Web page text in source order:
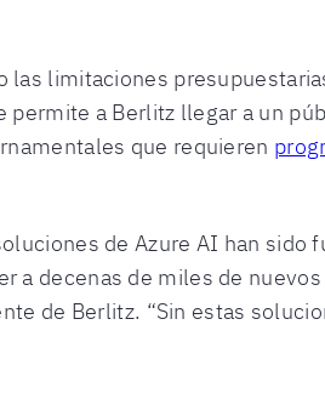
limitaciones
a Berlitz llegar a un
que requieren
de Azure AI han sido
a decenas de miles de
de Berlitz. “Sin estas